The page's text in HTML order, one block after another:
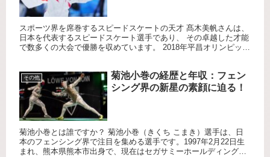
スポーツ界を席巻するスピードスケートの天才 髙木美帆さんは、
日本を代表するスピードスケート選手であり、 その卓越した才能
で数多くの大会で優勝を収めています。 2018年平昌オリンピック
その他
菊池小巻の経歴と年収：フェン
シング界の新星の素顔に迫る！
菊池小巻とは誰ですか？ 菊池小巻（きくち こまき）選手は、日
本のフェンシング界で注目を集める選手です。1997年2月22日生
まれ、熊本県熊本市出身で、現在はセガサミーホールディングス